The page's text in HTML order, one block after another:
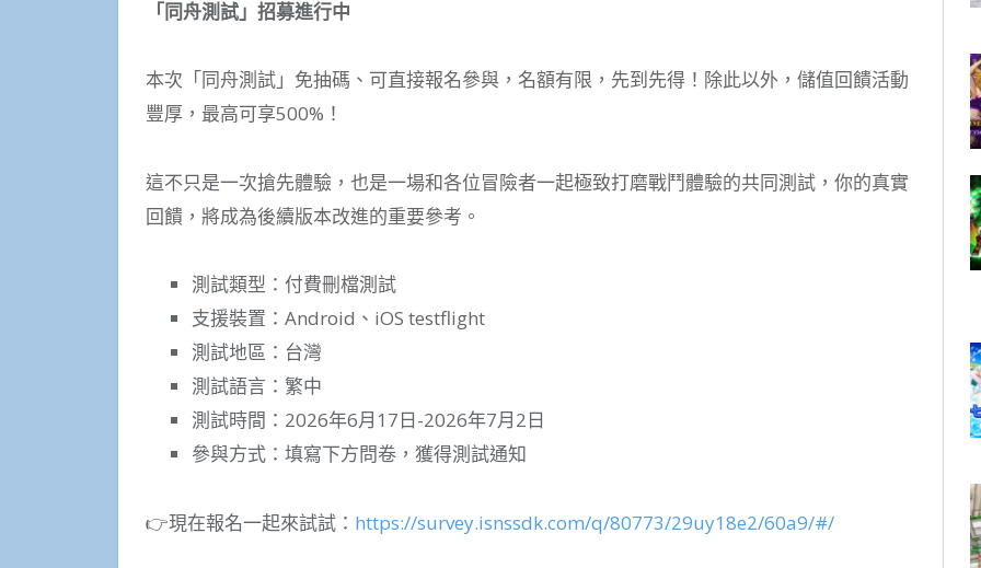
「同舟測試」招募進行中
本次「同舟測試」免抽碼、可直接報名參與，名額有限，先到先得！除此以外，儲值回饋活動
豐厚，最高可享500%！
這不只是一次搶先體驗，也是一場和各位冒險者一起極致打磨戰鬥體驗的共同測試，你的真實
回饋，將成為後續版本改進的重要參考。
測試類型：付費刪檔測試
支援裝置：Android、iOS testflight
測試地區：台灣
測試語言：繁中
測試時間：2026年6月17日-2026年7月2日
參與方式：填寫下方問卷，獲得測試通知
👉現在報名一起來試試： https://survey.isnssdk.com/q/80773/29uy18e2/60a9/#/